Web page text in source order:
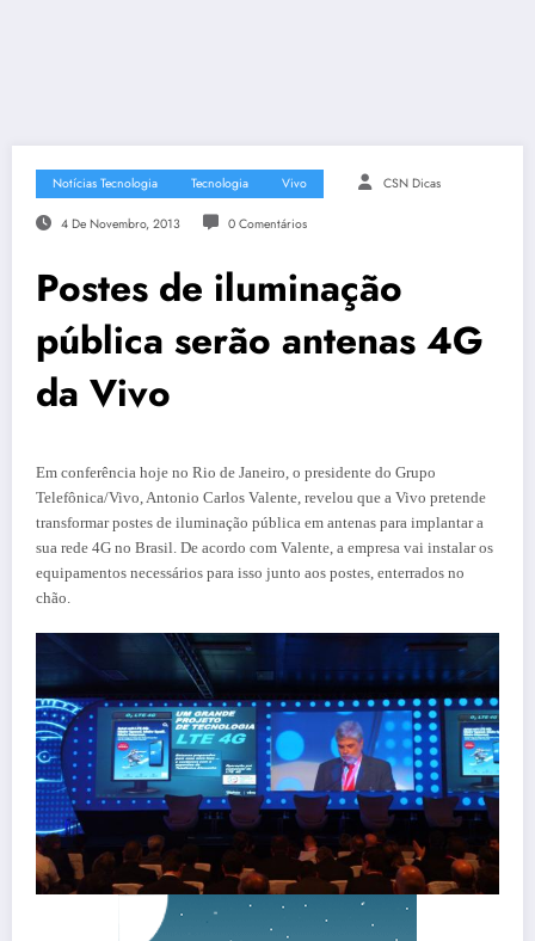
Notícias Tecnologia Tecnologia Vivo CSN Dicas
4 De Novembro, 2013 0 Comentários
Postes de iluminação
pública serão antenas 4G
da Vivo
Em conferência hoje no Rio de Janeiro, o presidente do Grupo
Telefônica/Vivo, Antonio Carlos Valente, revelou que a Vivo pretende
transformar postes de iluminação pública em antenas para implantar a
sua rede 4G no Brasil. De acordo com Valente, a empresa vai instalar os
equipamentos necessários para isso junto aos postes, enterrados no
chão.